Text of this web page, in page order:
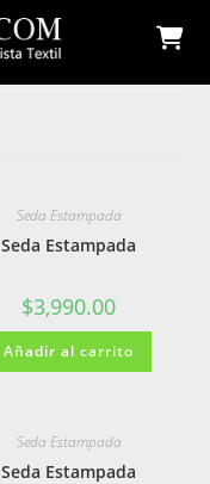
Seda Estampada
Seda Estampada
$3,990.00
Añadir al carrito
Seda Estampada
Seda Estampada